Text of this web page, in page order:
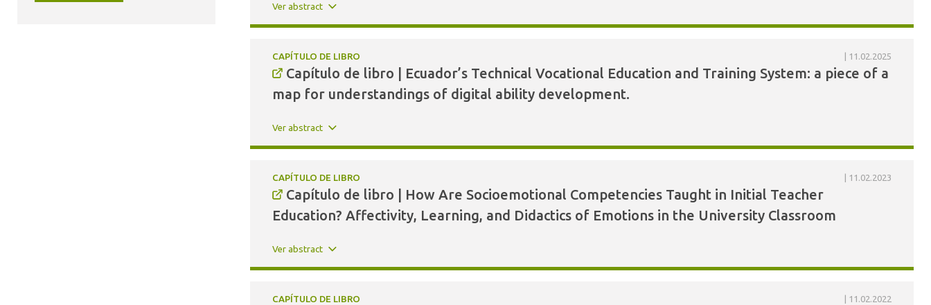
Ver abstract
CAPÍTULO DE LIBRO 11.02.2025
Capítulo de libro | Ecuador’s Technical Vocational Education and Training System: a piece of a
map for understandings of digital ability development.
Ver abstract
CAPÍTULO DE LIBRO 11.02.2023
Capítulo de libro | How Are Socioemotional Competencies Taught in Initial Teacher
Education? Affectivity, Learning, and Didactics of Emotions in the University Classroom
Ver abstract
CAPÍTULO DE LIBRO 11.02.2022